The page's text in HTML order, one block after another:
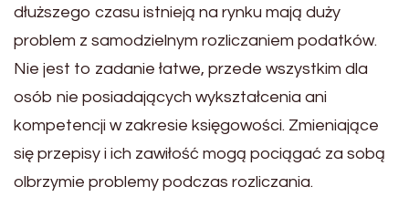
dłuższego czasu istnieją na rynku mają duży
problem z samodzielnym rozliczaniem podatków.
Nie jest to zadanie łatwe, przede wszystkim dla
osób nie posiadających wykształcenia ani
kompetencji w zakresie księgowości. Zmieniające
się przepisy i ich zawiłość mogą pociągać za sobą
olbrzymie problemy podczas rozliczania.